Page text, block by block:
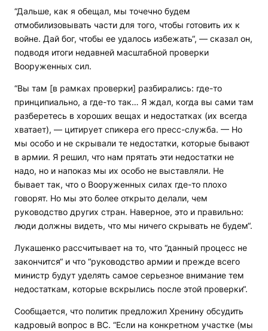
“Дальше, как я обещал, мы точечно будем
отмобилизовывать части для того, чтобы готовить их к
войне. Дай бог, чтобы ее удалось избежать“, — сказал он,
подводя итоги недавней масштабной проверки
Вооруженных сил.
“Вы там [в рамках проверки] разбирались: где-то
принципиально, а где-то так… Я ждал, когда вы сами там
разберетесь в хороших вещах и недостатках (их всегда
хватает), — цитирует спикера его пресс-служба. — Но
мы особо и не скрывали те недостатки, которые бывают
в армии. Я решил, что нам прятать эти недостатки не
надо, но и напоказ мы их особо не выставляли. Не
бывает так, что о Вооруженных силах где-то плохо
говорят. Но мы это более открыто делали, чем
руководство других стран. Наверное, это и правильно:
люди должны видеть, что мы ничего скрывать не будем“.
Лукашенко рассчитывает на то, что “данный процесс не
закончится“ и что “руководство армии и прежде всего
министр будут уделять самое серьезное внимание тем
недостаткам, которые вскрылись после этой проверки“.
Сообщается, что политик предложил Хренину обсудить
кадровый вопрос в ВС. “Если на конкретном участке (мы